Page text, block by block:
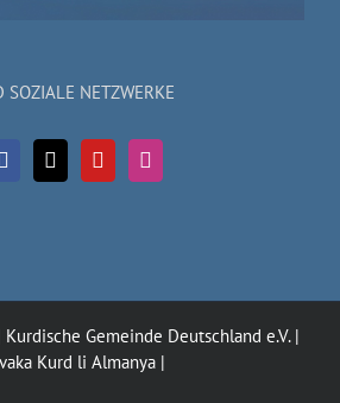
SOZIALE NETZWERKE
Gemeinde Deutschland e.V. |
Kurd li Almanya |